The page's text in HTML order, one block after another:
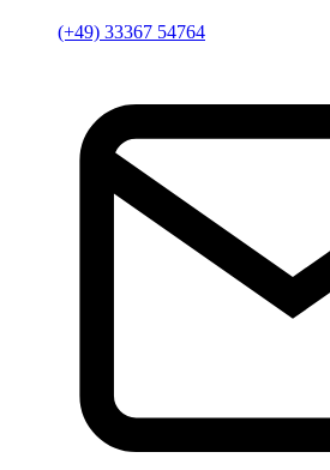
(+49) 33367 54764